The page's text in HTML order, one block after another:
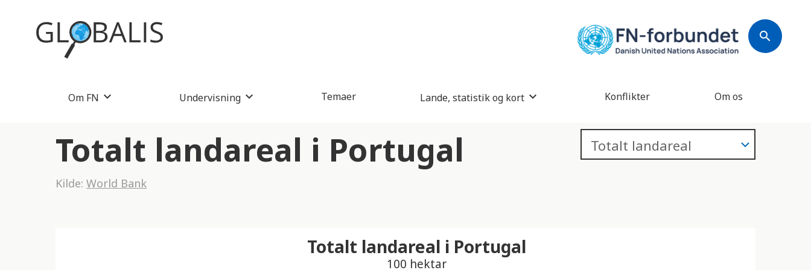
search
Om FN Undervisning Temaer Lande, statistik og kort Konflikter Om os
Totalt landareal i Portugal
Kilde: World Bank
Totalt landareal i Portugal
100 hektar